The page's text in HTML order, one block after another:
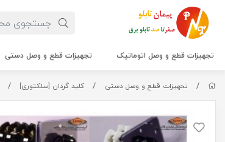
تجهیزات قطع و وصل اتوماتیک تجهیزات قطع و وصل دستی
/ تجهیزات قطع و وصل دستی / کلید گردان [سلکتوری] /